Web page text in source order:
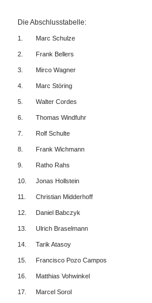
Die Abschlusstabelle:
1. Marc Schulze
2. Frank Bellers
3. Mirco Wagner
4. Marc Störing
5. Walter Cordes
6. Thomas Windfuhr
7. Rolf Schulte
8. Frank Wichmann
9. Ratho Rahs
10. Jonas Hollstein
11. Christian Midderhoff
12. Daniel Babczyk
13. Ulrich Braselmann
14. Tarik Atasoy
15. Francisco Pozo Campos
16. Matthias Vohwinkel
17. Marcel Sorol